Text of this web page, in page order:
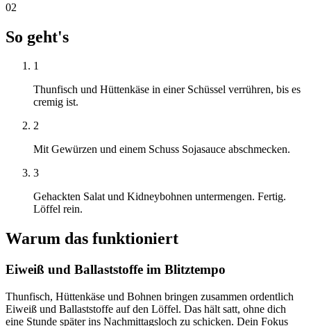
02
So geht's
1
Thunfisch und Hüttenkäse in einer Schüssel verrühren, bis es
cremig ist.
2
Mit Gewürzen und einem Schuss Sojasauce abschmecken.
3
Gehackten Salat und Kidneybohnen untermengen. Fertig.
Löffel rein.
Warum das funktioniert
Eiweiß und Ballaststoffe im Blitztempo
Thunfisch, Hüttenkäse und Bohnen bringen zusammen ordentlich
Eiweiß und Ballaststoffe auf den Löffel. Das hält satt, ohne dich
eine Stunde später ins Nachmittagsloch zu schicken. Dein Fokus